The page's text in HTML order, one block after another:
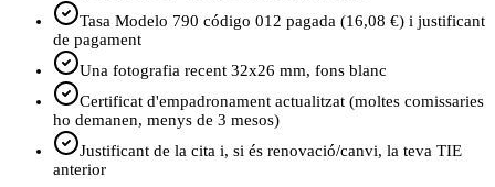
Tasa Modelo 790 código 012 pagada (16,08 €) i justificant
de pagament
Una fotografia recent 32x26 mm, fons blanc
Certificat d'empadronament actualitzat (moltes comissaries
ho demanen, menys de 3 mesos)
Justificant de la cita i, si és renovació/canvi, la teva TIE
anterior